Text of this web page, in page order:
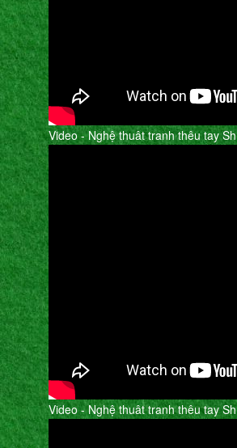
Video - Nghệ thuât tranh thêu tay Sh
Video - Nghệ thuât tranh thêu tay Sh